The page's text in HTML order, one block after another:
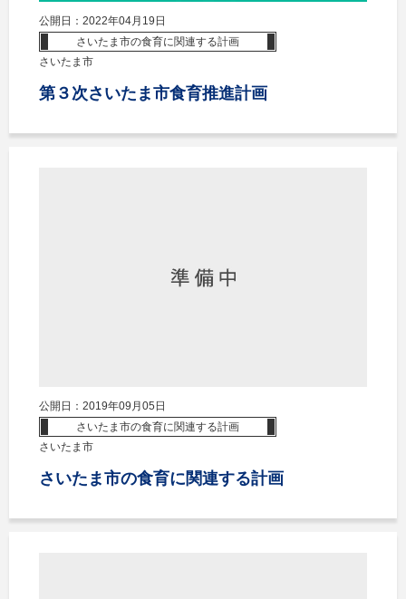
公開日：2022年04月19日
さいたま市の食育に関連する計画
さいたま市
第３次さいたま市食育推進計画
公開日：2019年09月05日
さいたま市の食育に関連する計画
さいたま市
さいたま市の食育に関連する計画